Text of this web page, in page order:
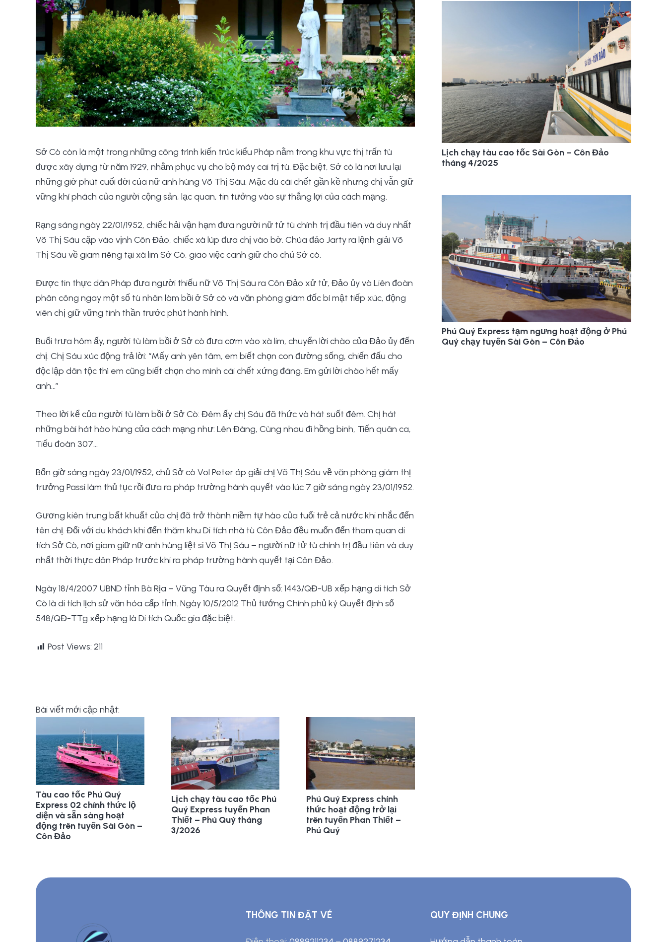
Sở Cò còn là một trong những công trình kiến trúc kiểu Pháp nằm trong khu vực thị trấn tù
được xây dựng từ năm 1929, nhằm phục vụ cho bộ máy cai trị tù. Đặc biệt, Sở cò là nơi lưu lại
những giờ phút cuối đời của nữ anh hùng Võ Thị Sáu. Mặc dù cái chết gần kề nhưng chị vẫn giữ
vững khí phách của người cộng sản, lạc quan, tin tưởng vào sự thắng lợi của cách mạng.
Rạng sáng ngày 22/01/1952, chiếc hải vận hạm đưa người nữ tử tù chính trị đầu tiên và duy nhất
Võ Thị Sáu cặp vào vịnh Côn Đảo, chiếc xà lúp đưa chị vào bờ. Chúa đảo Jarty ra lệnh giải Võ
Thị Sáu về giam riêng tại xà lim Sở Cò, giao việc canh giữ cho chủ Sở cò.
Được tin thực dân Pháp đưa người thiếu nữ Võ Thị Sáu ra Côn Đảo xử tử, Đảo ủy và Liên đoàn
phân công ngay một số tù nhân làm bồi ở Sở cò và văn phòng giám đốc bí mật tiếp xúc, động
viên chị giữ vững tinh thần trước phút hành hình.
Buổi trưa hôm ấy, người tù làm bồi ở Sở cò đưa cơm vào xà lim, chuyển lời chào của Đảo ủy đến
chị. Chị Sáu xúc động trả lời: “Mấy anh yên tâm, em biết chọn con đường sống, chiến đấu cho
độc lập dân tộc thì em cũng biết chọn cho mình cái chết xứng đáng. Em gửi lời chào hết mấy
anh…”
Theo lời kể của người tù làm bồi ở Sở Cò: Đêm ấy chị Sáu đã thức và hát suốt đêm. Chị hát
những bài hát hào hùng của cách mạng như: Lên Đàng, Cùng nhau đi hồng binh, Tiến quân ca,
Tiểu đoàn 307…
Bốn giờ sáng ngày 23/01/1952, chủ Sở cò Vol Peter áp giải chị Võ Thị Sáu về văn phòng giám thị
trưởng Passi làm thủ tục rồi đưa ra pháp trường hành quyết vào lúc 7 giờ sáng ngày 23/01/1952.
Gương kiên trung bất khuất của chị đã trở thành niềm tự hào của tuổi trẻ cả nước khi nhắc đến
tên chị. Đối với du khách khi đến thăm khu Di tích nhà tù Côn Đảo đều muốn đến tham quan di
tích Sở Cò, nơi giam giữ nữ anh hùng liệt sĩ Võ Thị Sáu – người nữ tử tù chính trị đầu tiên và duy
nhất thời thực dân Pháp trước khi ra pháp trường hành quyết tại Côn Đảo.
Ngày 18/4/2007 UBND tỉnh Bà Rịa – Vũng Tàu ra Quyết định số: 1443/QĐ-UB xếp hạng di tích Sở
Cò là di tích lịch sử văn hóa cấp tỉnh. Ngày 10/5/2012 Thủ tướng Chính phủ ký Quyết định số
548/QĐ-TTg xếp hạng là Di tích Quốc gia đặc biệt.
Post Views: 211
Bài viết mới cập nhật:
Tàu cao tốc Phú Quý
Express 02 chính thức lộ
diện và sẵn sàng hoạt
động trên tuyến Sài Gòn –
Côn Đảo
Lịch chạy tàu cao tốc Phú
Quý Express tuyến Phan
Thiết – Phú Quý tháng
3/2026
Phú Quý Express chính
thức hoạt động trở lại
trên tuyến Phan Thiết –
Phú Quý
Lịch chạy tàu cao tốc Sài Gòn – Côn Đảo
tháng 4/2025
Phú Quý Express tạm ngưng hoạt động ở Phú
Quý chạy tuyến Sài Gòn – Côn Đảo
THÔNG TIN ĐẶT VÉ QUY ĐỊNH CHUNG